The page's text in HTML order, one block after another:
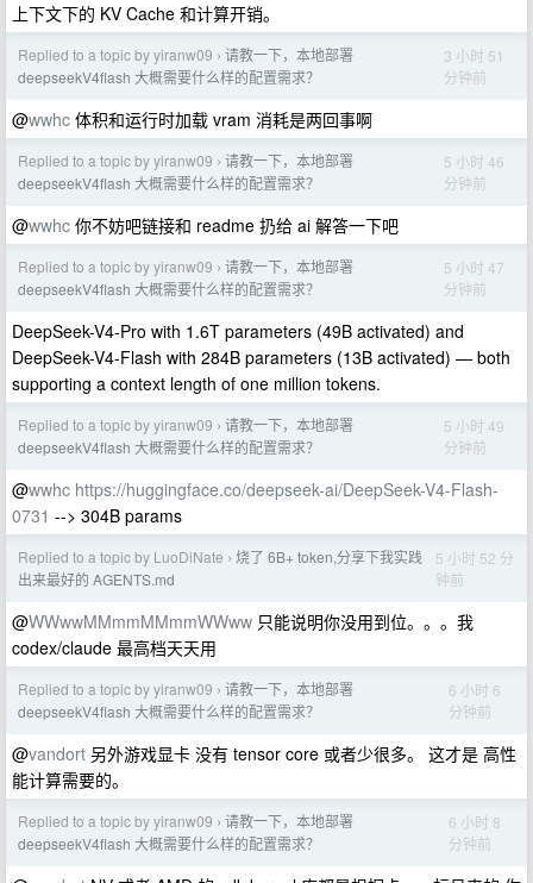
上下文下的 KV Cache 和计算开销。
Replied to a topic by yiranw09 › 请教一下，本地部署
deepseekV4flash 大概需要什么样的配置需求？
3 小时 51
分钟前
@wwhc 体积和运行时加载 vram 消耗是两回事啊
Replied to a topic by yiranw09 › 请教一下，本地部署
deepseekV4flash 大概需要什么样的配置需求？
5 小时 46
分钟前
@wwhc 你不妨吧链接和 readme 扔给 ai 解答一下吧
Replied to a topic by yiranw09 › 请教一下，本地部署
deepseekV4flash 大概需要什么样的配置需求？
5 小时 47
分钟前
DeepSeek-V4-Pro with 1.6T parameters (49B activated) and
DeepSeek-V4-Flash with 284B parameters (13B activated) — both
supporting a context length of one million tokens.
Replied to a topic by yiranw09 › 请教一下，本地部署
deepseekV4flash 大概需要什么样的配置需求？
5 小时 49
分钟前
@wwhc https://huggingface.co/deepseek-ai/DeepSeek-V4-Flash-
0731 --> 304B params
Replied to a topic by LuoDiNate › 烧了 6B+ token,分享下我实践
出来最好的 AGENTS.md
5 小时 52 分
钟前
@WWwwMMmmMMmmWWww 只能说明你没用到位。。。我
codex/claude 最高档天天用
Replied to a topic by yiranw09 › 请教一下，本地部署
deepseekV4flash 大概需要什么样的配置需求？
6 小时 6
分钟前
@vandort 另外游戏显卡 没有 tensor core 或者少很多。 这才是 高性
能计算需要的。
Replied to a topic by yiranw09 › 请教一下，本地部署
deepseekV4flash 大概需要什么样的配置需求？
6 小时 8
分钟前